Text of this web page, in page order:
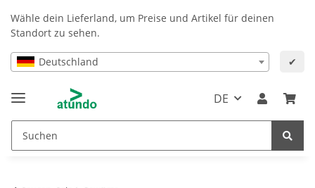
Wähle dein Lieferland, um Preise und Artikel für deinen
Standort zu sehen.
Deutschland ✔
DE